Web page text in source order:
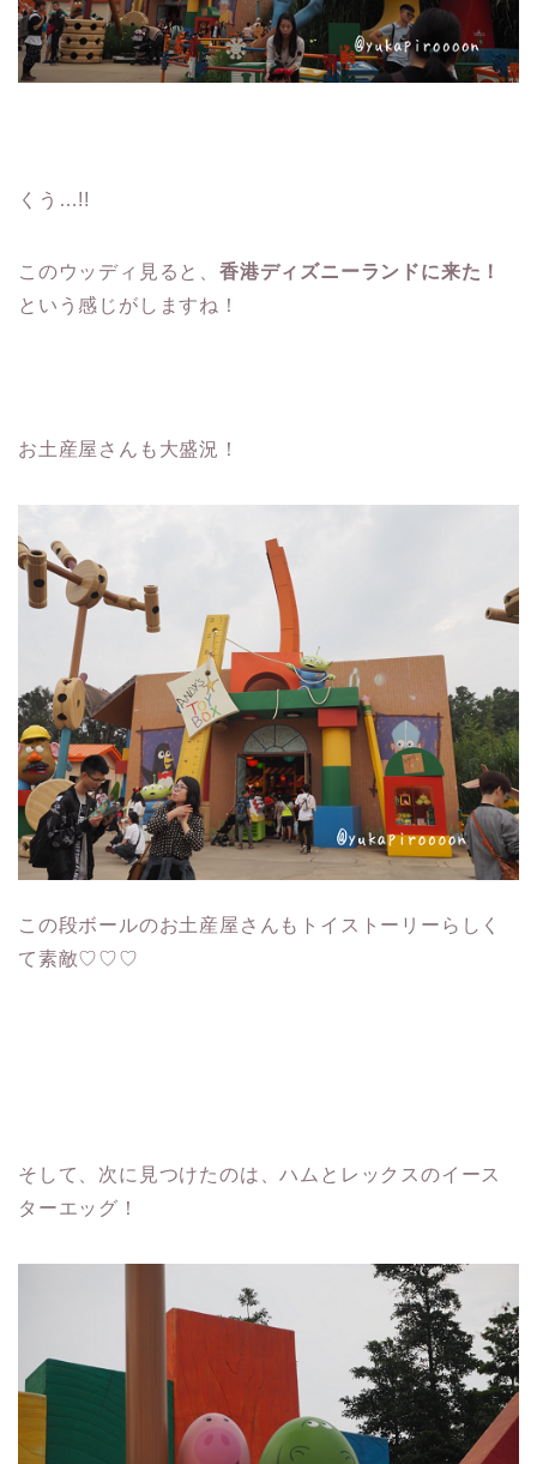
くう…!!
このウッディ見ると、 香港ディズニーランドに来た！
という感じがしますね！
お土産屋さんも大盛況！
この段ボールのお土産屋さんもトイストーリーらしく
て素敵♡♡♡
そして、次に見つけたのは、ハムとレックスのイース
ターエッグ！